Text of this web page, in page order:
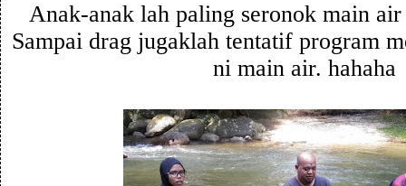
Anak-anak lah paling seronok main
Sampai drag jugaklah tentatif program
ni main air. hahaha